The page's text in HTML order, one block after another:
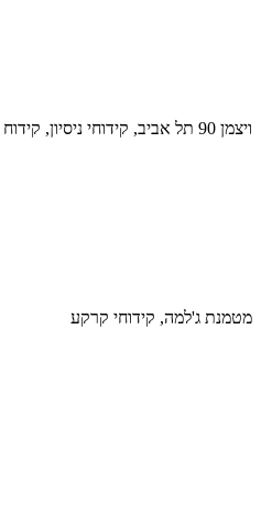
ויצמן 90 תל אביב, קידוחי ניסיון, קידוח פיאזומטר לעומק 50 מטר
מטמנת ג'למה, קידוחי קרקע